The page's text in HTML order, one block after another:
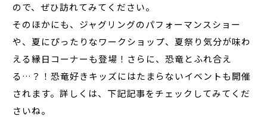
ので、ぜひ訪れてみてください。
そのほかにも、ジャグリングのパフォーマンスショー
や、夏にぴったりなワークショップ、夏祭り気分が味わ
える縁日コーナーも登場！さらに、恐竜とふれ合え
る…？！恐竜好きキッズにはたまらないイベントも開催
されます。詳しくは、下記記事をチェックしてみてくだ
さいね。